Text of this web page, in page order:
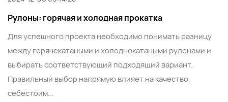
Рулоны: горячая и холодная прокатка
Для успешного проекта необходимо понимать разницу
между горячекатаными и холоднокатаными рулонами и
выбирать соответствующий подходящий вариант.
Правильный выбор напрямую влияет на качество,
себестоим...